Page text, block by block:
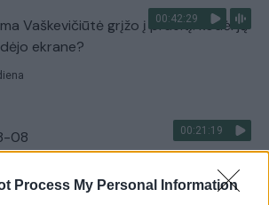
Process My Personal Information
00:42:29
Vaškevičiūtė grįžo į praeitį: kodėl jų
ekrane?
00:21:19
08